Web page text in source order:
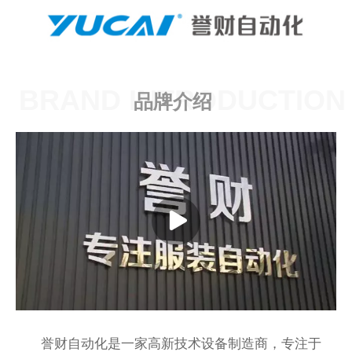
BRAND INTRODUCTION
品牌介绍
誉财自动化是一家高新技术设备制造商，专注于